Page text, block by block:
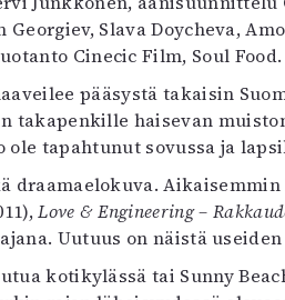
Slava Doycheva,
Cinecic Film, Soul Food.
pääsystä takaisin
haisevan
tapahtunut sovussa ja
draamaelokuva.
Love & Engineering –
Uutuus on näistä
kotikylässä tai Sunny